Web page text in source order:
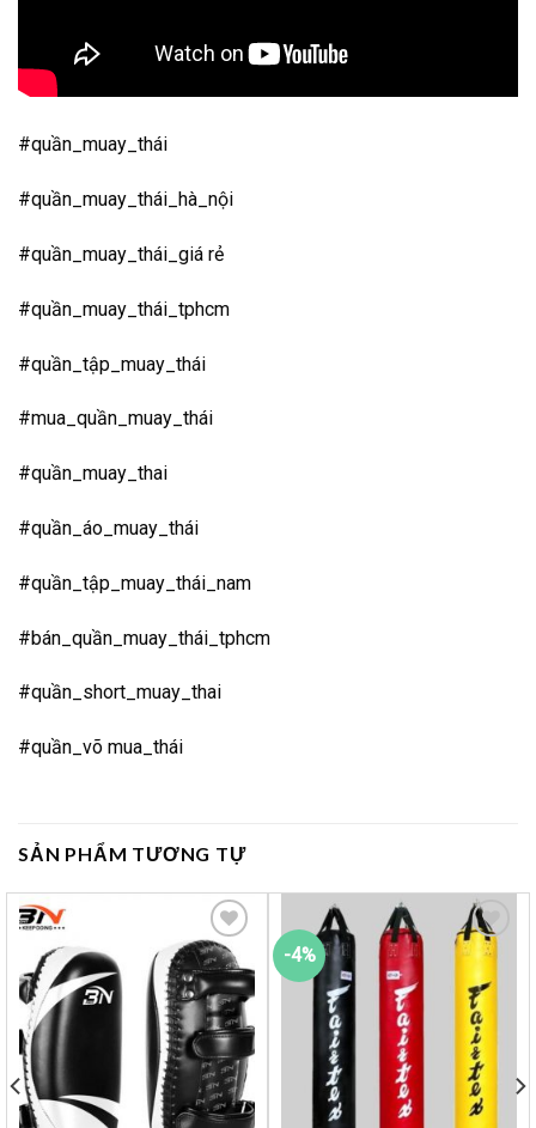
#quần_muay_thái
#quần_muay_thái_hà_nội
#quần_muay_thái_giá rẻ
#quần_muay_thái_tphcm
#quần_tập_muay_thái
#mua_quần_muay_thái
#quần_muay_thai
#quần_áo_muay_thái
#quần_tập_muay_thái_nam
#bán_quần_muay_thái_tphcm
#quần_short_muay_thai
#quần_võ mua_thái
SẢN PHẨM TƯƠNG TỰ
Yêu
thích
-4%
Yêu
thích